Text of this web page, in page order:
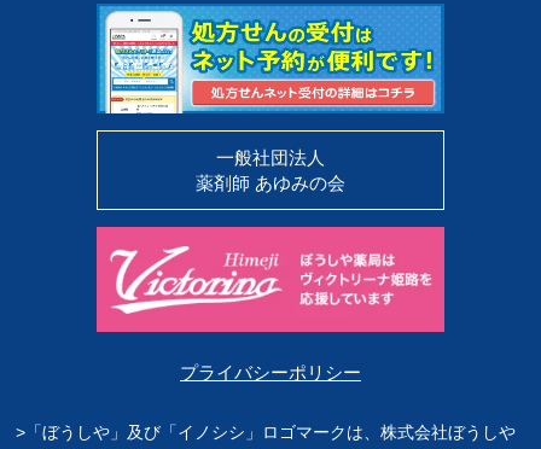
一般社団法人
薬剤師 あゆみの会
プライバシーポリシー
>「ぼうしや」及び「イノシシ」ロゴマークは、株式会社ぼうしや